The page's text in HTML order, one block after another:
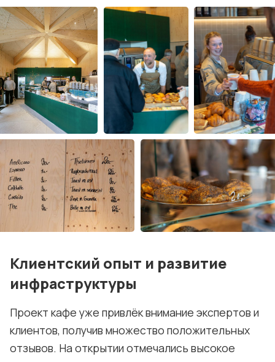
Клиентский опыт и развитие
инфраструктуры
Проект кафе уже привлёк внимание экспертов и
клиентов, получив множество положительных
отзывов. На открытии отмечались высокое